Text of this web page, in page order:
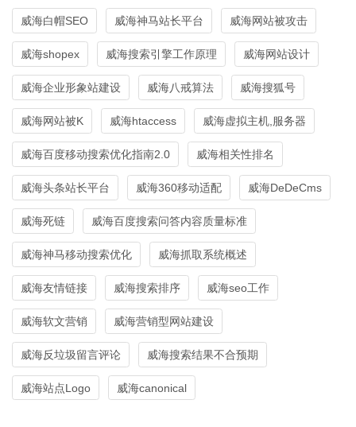
威海白帽SEO 威海神马站长平台 威海网站被攻击
威海shopex 威海搜索引擎工作原理 威海网站设计
威海企业形象站建设 威海八戒算法 威海搜狐号
威海网站被K 威海htaccess 威海虚拟主机,服务器
威海百度移动搜索优化指南2.0 威海相关性排名
威海头条站长平台 威海360移动适配 威海DeDeCms
威海死链 威海百度搜索问答内容质量标准
威海神马移动搜索优化 威海抓取系统概述
威海友情链接 威海搜索排序 威海seo工作
威海软文营销 威海营销型网站建设
威海反垃圾留言评论 威海搜索结果不合预期
威海站点Logo 威海canonical